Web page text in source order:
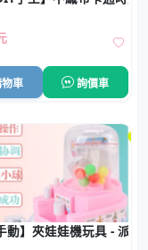
車 詢價車
動】夾娃娃機玩具 - 派對